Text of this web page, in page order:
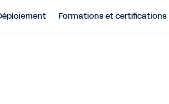
Formations et certifications